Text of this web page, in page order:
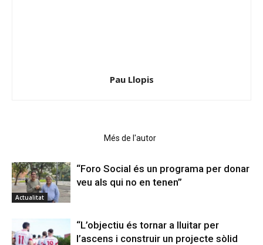
Pau Llopis
Més de l'autor
Actualitat
“Foro Social és un programa per donar
veu als qui no en tenen”
“L’objectiu és tornar a lluitar per
l’ascens i construir un projecte sòlid